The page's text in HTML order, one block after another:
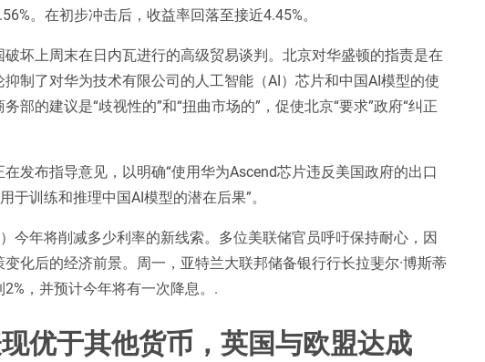
。在初步冲击后，收益率回落至接近4.45%。
坏上周末在日内瓦进行的高级贸易谈判。北京对华盛顿的指责是在
制了对华为技术有限公司的人工智能（AI）芯片和中国AI模型的使
部的建议是“歧视性的”和“扭曲市场的”，促使北京“要求”政府“纠正
发布指导意见，以明确“使用华为Ascend芯片违反美国政府的出口
于训练和推理中国AI模型的潜在后果”。
今年将削减多少利率的新线索。多位美联储官员呼吁保持耐心，因
化后的经济前景。周一，亚特兰大联邦储备银行行长拉斐尔·博斯蒂
，并预计今年将有一次降息。.
优于其他货币，英国与欧盟达成